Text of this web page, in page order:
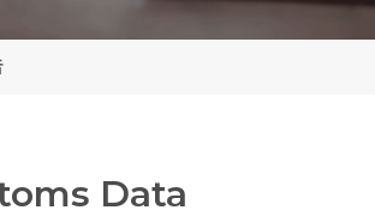
Data